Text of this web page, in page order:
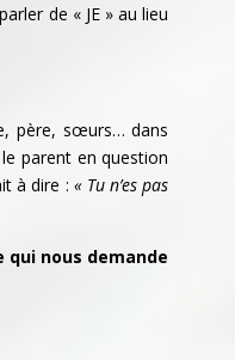
de « JE » au lieu
père, sœurs… dans
parent en question
à dire : « Tu n’es pas
qui nous demande